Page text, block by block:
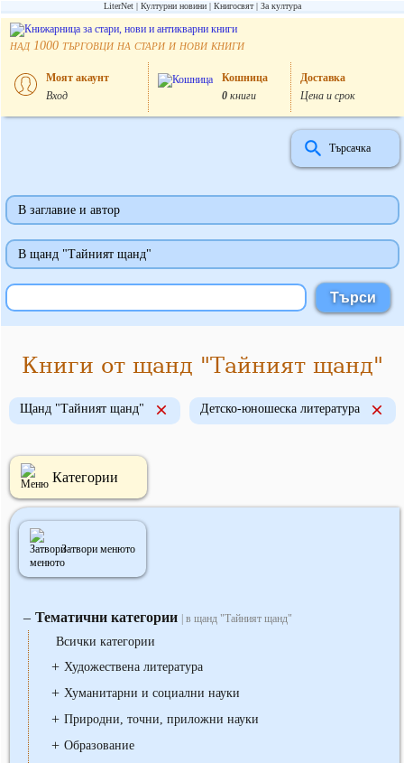
LiterNet Културни новини Книгосвят За култура
над 1000 търговци на стари и нови книги
Моят акаунт
Вход
Кошница
0книги
Доставка
Цена и срок
Търсачка
В заглавие и автор
В щанд "Тайният щанд"
Книги от щанд "Тайният щанд"
Щанд "Тайният щанд" Детско-юношеска литература
Категории
Затвори менюто
‒ Тематични категории | в щанд "Тайният щанд"
Всички категории
+ Художествена литература
+ Хуманитарни и социални науки
+ Природни, точни, приложни науки
+ Образование